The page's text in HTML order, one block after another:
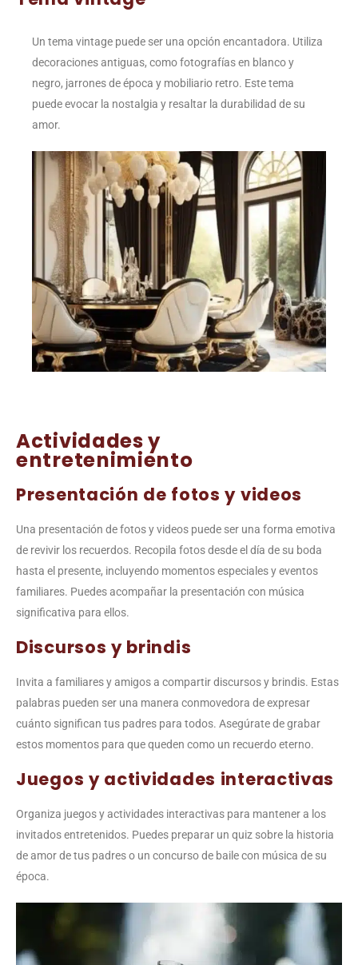
Un tema vintage puede ser una opción encantadora. Utiliza
decoraciones antiguas, como fotografías en blanco y
negro, jarrones de época y mobiliario retro. Este tema
puede evocar la nostalgia y resaltar la durabilidad de su
amor.
Actividades y
entretenimiento
Presentación de fotos y videos
Una presentación de fotos y videos puede ser una forma emotiva
de revivir los recuerdos. Recopila fotos desde el día de su boda
hasta el presente, incluyendo momentos especiales y eventos
familiares. Puedes acompañar la presentación con música
significativa para ellos.
Discursos y brindis
Invita a familiares y amigos a compartir discursos y brindis. Estas
palabras pueden ser una manera conmovedora de expresar
cuánto significan tus padres para todos. Asegúrate de grabar
estos momentos para que queden como un recuerdo eterno.
Juegos y actividades interactivas
Organiza juegos y actividades interactivas para mantener a los
invitados entretenidos. Puedes preparar un quiz sobre la historia
de amor de tus padres o un concurso de baile con música de su
época.